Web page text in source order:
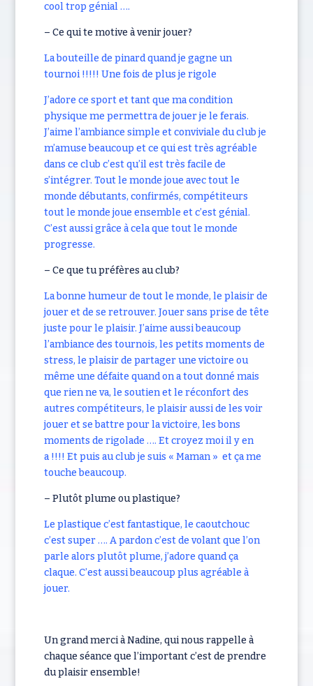
cool trop génial ….
– Ce qui te motive à venir jouer?
La bouteille de pinard quand je gagne un
tournoi !!!!! Une fois de plus je rigole
J’adore ce sport et tant que ma condition
physique me permettra de jouer je le ferais.
J’aime l’ambiance simple et conviviale du club je
m’amuse beaucoup et ce qui est très agréable
dans ce club c’est qu’il est très facile de
s’intégrer. Tout le monde joue avec tout le
monde débutants, confirmés, compétiteurs
tout le monde joue ensemble et c’est génial.
C’est aussi grâce à cela que tout le monde
progresse.
– Ce que tu préfères au club?
La bonne humeur de tout le monde, le plaisir de
jouer et de se retrouver. Jouer sans prise de tête
juste pour le plaisir. J’aime aussi beaucoup
l’ambiance des tournois, les petits moments de
stress, le plaisir de partager une victoire ou
même une défaite quand on a tout donné mais
que rien ne va, le soutien et le réconfort des
autres compétiteurs, le plaisir aussi de les voir
jouer et se battre pour la victoire, les bons
moments de rigolade …. Et croyez moi il y en
a !!!! Et puis au club je suis « Maman » et ça me
touche beaucoup.
– Plutôt plume ou plastique?
Le plastique c’est fantastique, le caoutchouc
c’est super …. A pardon c’est de volant que l’on
parle alors plutôt plume, j’adore quand ça
claque. C’est aussi beaucoup plus agréable à
jouer.
Un grand merci à Nadine, qui nous rappelle à
chaque séance que l’important c’est de prendre
du plaisir ensemble!